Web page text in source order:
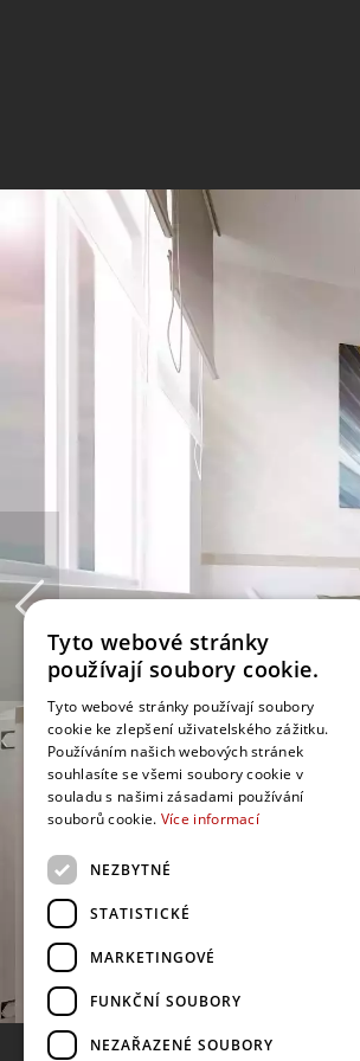
Tyto webové stránky
používají soubory cookie.
Tyto webové stránky používají soubory
cookie ke zlepšení uživatelského zážitku.
Používáním našich webových stránek
souhlasíte se všemi soubory cookie v
souladu s našimi zásadami používání
souborů cookie. Více informací
NEZBYTNÉ
STATISTICKÉ
MARKETINGOVÉ
FUNKČNÍ SOUBORY
NEZAŘAZENÉ SOUBORY